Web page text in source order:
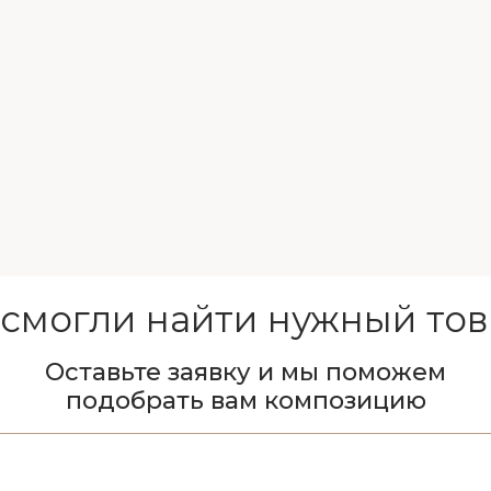
найти нужный
Оставьте заявку и мы поможем
подобрать вам композицию